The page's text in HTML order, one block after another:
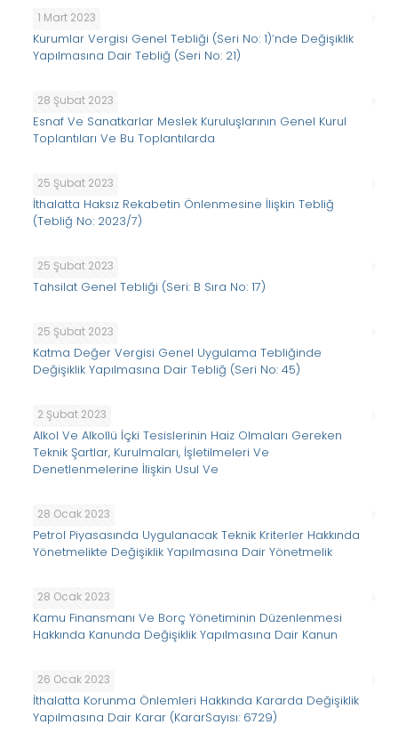
1 Mart 2023
Kurumlar Vergisi Genel Tebliği (Seri No: 1)’nde Değişiklik
Yapılmasına Dair Tebliğ (Seri No: 21)
28 Şubat 2023
Esnaf Ve Sanatkarlar Meslek Kuruluşlarının Genel Kurul
Toplantıları Ve Bu Toplantılarda
25 Şubat 2023
İthalatta Haksız Rekabetin Önlenmesine İlişkin Tebliğ
(Tebliğ No: 2023/7)
25 Şubat 2023
Tahsilat Genel Tebliği (Seri: B Sıra No: 17)
25 Şubat 2023
Katma Değer Vergisi Genel Uygulama Tebliğinde
Değişiklik Yapılmasına Dair Tebliğ (Seri No: 45)
2 Şubat 2023
Alkol Ve Alkollü İçki Tesislerinin Haiz Olmaları Gereken
Teknik Şartlar, Kurulmaları, İşletilmeleri Ve
Denetlenmelerine İlişkin Usul Ve
28 Ocak 2023
Petrol Piyasasında Uygulanacak Teknik Kriterler Hakkında
Yönetmelikte Değişiklik Yapılmasına Dair Yönetmelik
28 Ocak 2023
Kamu Finansmanı Ve Borç Yönetiminin Düzenlenmesi
Hakkında Kanunda Değişiklik Yapılmasına Dair Kanun
26 Ocak 2023
İthalatta Korunma Önlemleri Hakkında Kararda Değişiklik
Yapılmasına Dair Karar (KararSayısı: 6729)